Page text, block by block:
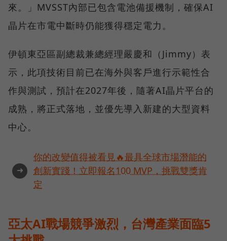
來。」MVSST內部已包含電池備援機制，確保AI
晶片在市電中斷時仍能獲得穩定電力。
伊頓東亞區副總裁兼總經理嚴慶和（Jimmy）表
示，此項技術目前已在海外與客戶進行示範性合
作與測試，預計在2027年後，隨著AI晶片平台的
成熟，將正式落地，並優先導入新建的大型資料
中心。
➜
你的改變值得被看見🔥最具全球市場潛能的
創新實踐！立即報名100 MVP，挑戰雙獎肯
定
亞太AI戰場競爭激烈，台灣產業面臨5